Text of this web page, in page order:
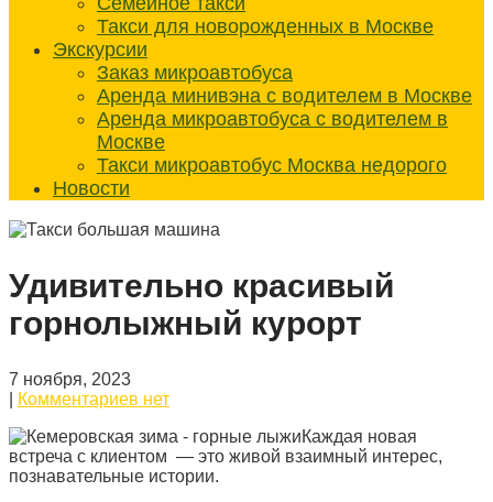
Такси для новорожденных в Москве
Экскурсии
Заказ микроавтобуса
Аренда минивэна с водителем в Москве
Аренда микроавтобуса с водителем в
Москве
Такси микроавтобус Москва недорого
Новости
Удивительно красивый
горнолыжный курорт
7 ноября, 2023
Комментариев нет
Каждая новая
встреча с клиентом — это живой взаимный интерес,
познавательные истории.